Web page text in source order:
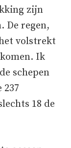
zijn
De regen,
volstrekt
Ik
schepen
18 de